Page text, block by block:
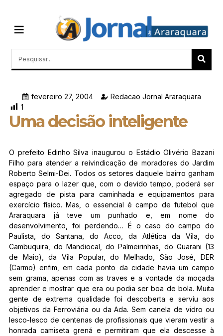
fevereiro 27, 2004
Redacao Jornal Araraquara
1
Uma decisão inteligente
O prefeito Edinho Silva inaugurou o Estádio Olivério Bazani
Filho para atender a reivindicação de moradores do Jardim
Roberto Selmi-Dei. Todos os setores daquele bairro ganham
espaço para o lazer que, com o devido tempo, poderá ser
agregado de pista para caminhada e equipamentos para
exercício físico. Mas, o essencial é campo de futebol que
Araraquara já teve um punhado e, em nome do
desenvolvimento, foi perdendo… É o caso do campo do
Paulista, do Santana, do Acco, da Atlética da Vila, do
Cambuquira, do Mandiocal, do Palmeirinhas, do Guarani (13
de Maio), da Vila Popular, do Melhado, São José, DER
(Carmo) enfim, em cada ponto da cidade havia um campo
sem grama, apenas com as traves e a vontade da moçada
aprender e mostrar que era ou podia ser boa de bola. Muita
gente de extrema qualidade foi descoberta e serviu aos
objetivos da Ferroviária ou da Ada. Sem canela de vidro ou
lesco-lesco de centenas de profissionais que vieram vestir a
honrada camiseta grená e permitiram que ela descesse à